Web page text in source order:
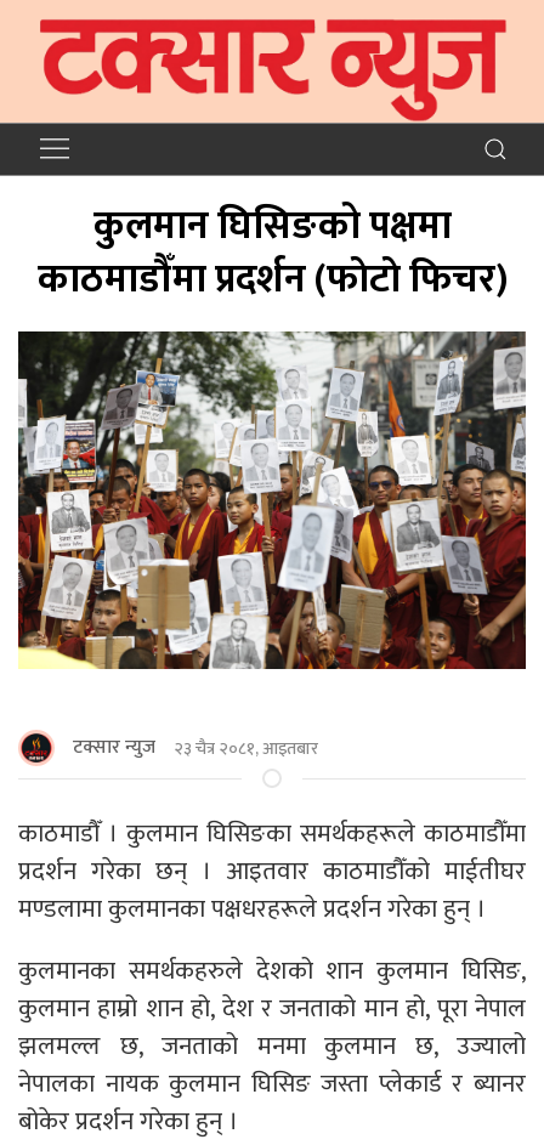
कुलमान घिसिङको पक्षमा
काठमाडौँमा प्रदर्शन (फाेटाे फिचर)
टक्सार न्युज २३ चैत्र २०८१, आइतबार
काठमाडाैँ । कुलमान घिसिङका समर्थकहरूले काठमाडौँमा
प्रदर्शन गरेका छन् । आइतवार काठमाडौँको माईतीघर
मण्डलामा कुलमानका पक्षधरहरूले प्रदर्शन गरेका हुन् ।
कुलमानका समर्थकहरुले देशको शान कुलमान घिसिङ,
कुलमान हाम्रो शान हो, देश र जनताको मान हो, पूरा नेपाल
झलमल्ल छ, जनताको मनमा कुलमान छ, उज्यालो
नेपालका नायक कुलमान घिसिङ जस्ता प्लेकार्ड र ब्यानर
बोकेर प्रदर्शन गरेका हुन् ।